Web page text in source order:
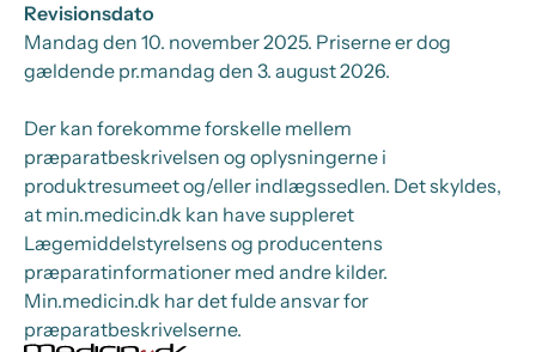
Revisionsdato
Mandag den 10. november 2025. Priserne er dog
gældende pr.mandag den 3. august 2026.
Der kan forekomme forskelle mellem
præparatbeskrivelsen og oplysningerne i
produktresumeet og/eller indlægssedlen. Det skyldes,
at min.medicin.dk kan have suppleret
Lægemiddelstyrelsens og producentens
præparatinformationer med andre kilder.
Min.medicin.dk har det fulde ansvar for
præparatbeskrivelserne.